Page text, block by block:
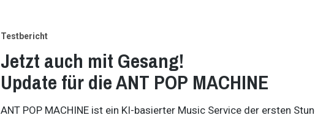
Testbericht
Jetzt auch mit Gesang!
Update für die ANT POP MACHINE
ANT POP MACHINE ist ein KI-basierter Music Service der ersten